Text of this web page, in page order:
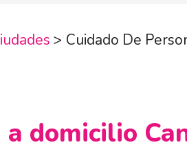
> Cuidado De
domicilio